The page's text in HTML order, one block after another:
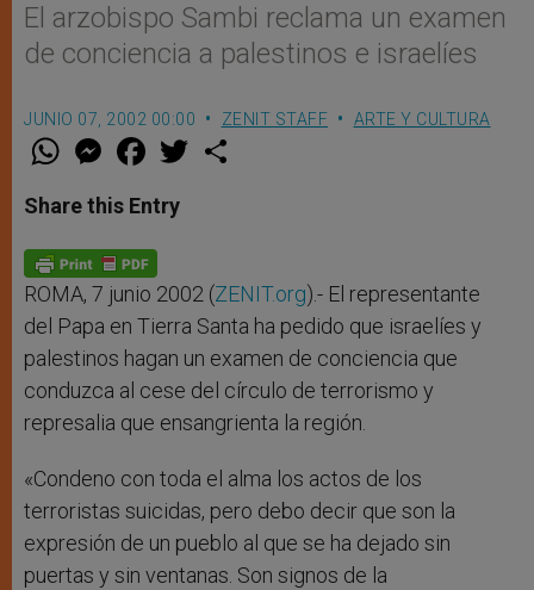
El arzobispo Sambi reclama un examen
de conciencia a palestinos e israelíes
JUNIO 07, 2002 00:00 ZENIT STAFF ARTE Y CULTURA
W
t
s
p
p
M
e
s
e
g
e
r
F
a
e
b
o
k
w
Share this Entry
ROMA, 7 junio 2002 (ZENIT.org).- El representante
del Papa en Tierra Santa ha pedido que israelíes y
palestinos hagan un examen de conciencia que
conduzca al cese del círculo de terrorismo y
represalia que ensangrienta la región.
«Condeno con toda el alma los actos de los
terroristas suicidas, pero debo decir que son la
expresión de un pueblo al que se ha dejado sin
puertas y sin ventanas. Son signos de la